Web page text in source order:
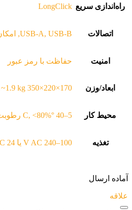
راه‌اندازی سریع LongClick
اتصالات USB-A, USB-B, امکان چاپ/EasyDirect
امنیت حفاظت با رمز عبور
ابعاد/وزن 170×220×350 mm, ~1.9 kg
محیط کار 5–40 °C, <80% رطوبت
تغذیه 100–240 V AC یا 24 V DC
آماده ارسال
علاقه